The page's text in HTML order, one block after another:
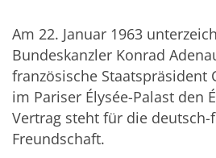
Am 22. Januar 1963
Bundeskanzler Konrad
französische Staatspräsident
im Pariser Élysée-Palast den
Vertrag steht für die deutsch-
Freundschaft.